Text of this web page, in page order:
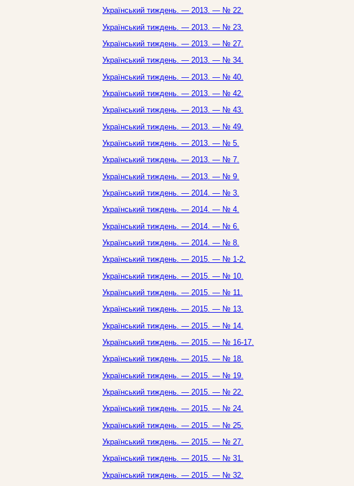
Український тиждень. — 2013. — № 22.
Український тиждень. — 2013. — № 23.
Український тиждень. — 2013. — № 27.
Український тиждень. — 2013. — № 34.
Український тиждень. — 2013. — № 40.
Український тиждень. — 2013. — № 42.
Український тиждень. — 2013. — № 43.
Український тиждень. — 2013. — № 49.
Український тиждень. — 2013. — № 5.
Український тиждень. — 2013. — № 7.
Український тиждень. — 2013. — № 9.
Український тиждень. — 2014. — № 3.
Український тиждень. — 2014. — № 4.
Український тиждень. — 2014. — № 6.
Український тиждень. — 2014. — № 8.
Український тиждень. — 2015. — № 1-2.
Український тиждень. — 2015. — № 10.
Український тиждень. — 2015. — № 11.
Український тиждень. — 2015. — № 13.
Український тиждень. — 2015. — № 14.
Український тиждень. — 2015. — № 16-17.
Український тиждень. — 2015. — № 18.
Український тиждень. — 2015. — № 19.
Український тиждень. — 2015. — № 22.
Український тиждень. — 2015. — № 24.
Український тиждень. — 2015. — № 25.
Український тиждень. — 2015. — № 27.
Український тиждень. — 2015. — № 31.
Український тиждень. — 2015. — № 32.